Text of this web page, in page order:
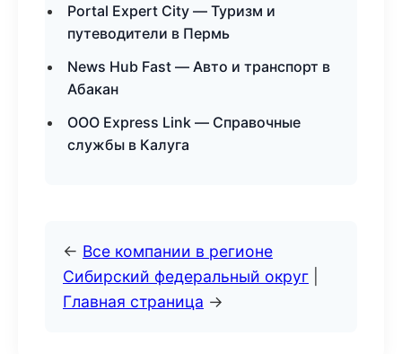
Portal Expert City — Туризм и
путеводители в Пермь
News Hub Fast — Авто и транспорт в
Абакан
ООО Express Link — Справочные
службы в Калуга
← Все компании в регионе
Сибирский федеральный округ
Главная страница →